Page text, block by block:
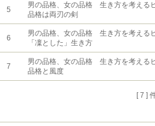
5
男の品格、女の品格 生き方を考える
品格は両刃の剣
6
男の品格、女の品格 生き方を考える
「凜とした」生き方
7
男の品格、女の品格 生き方を考える
品格と風度
[ 7 ]